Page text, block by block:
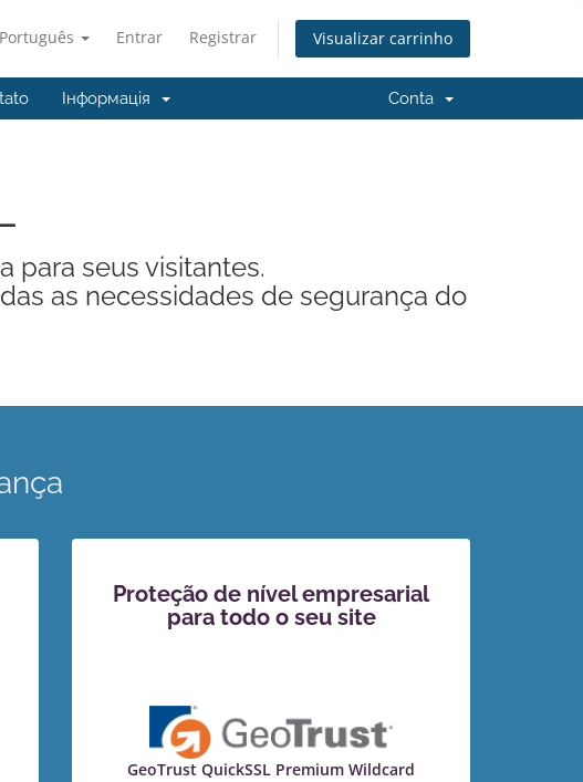
Português Entrar Registrar Visualizar carrinho
Інформація Conta
para seus visitantes.
as necessidades de segurança do
Proteção de nível empresarial
para todo o seu site
GeoTrust QuickSSL Premium Wildcard